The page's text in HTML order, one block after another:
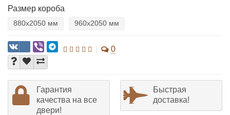
Размер короба
880х2050 мм 960х2050 мм
0
Гарантия
качества на все
двери!
Быстрая
доставка!